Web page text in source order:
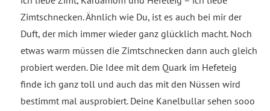
Zimtschnecken. Ähnlich wie Du, ist es auch bei mir der
Duft, der mich immer wieder ganz glücklich macht. Noch
etwas warm müssen die Zimtschnecken dann auch gleich
probiert werden. Die Idee mit dem Quark im Hefeteig
finde ich ganz toll und auch das mit den Nüssen wird
bestimmt mal ausprobiert. Deine Kanelbullar sehen sooo